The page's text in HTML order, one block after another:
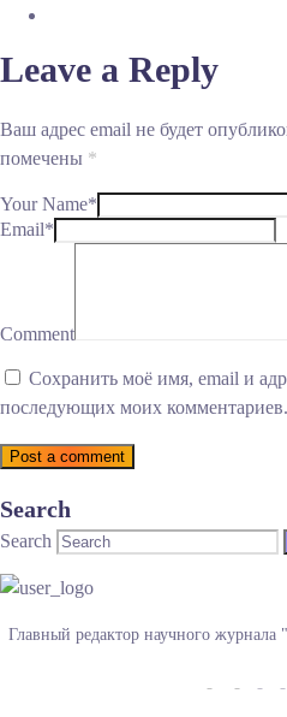
Leave a Reply
Ваш адрес email не будет
помечены *
Your Name*
Email*
Comment
Сохранить моё имя, email и
последующих моих комментариев.
Post a comment
Search
Search
Главный редактор научного журнала